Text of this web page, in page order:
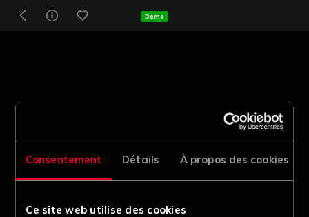
Consentement Détails À propos des cookies
Ce site web utilise des cookies
Demo